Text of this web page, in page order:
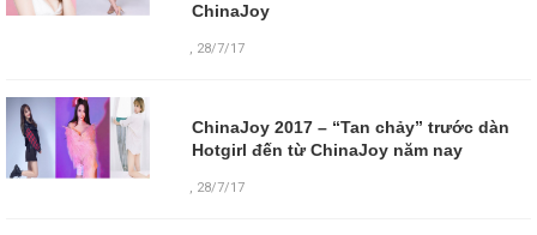
ChinaJoy
, 28/7/17
ChinaJoy 2017 – “Tan chảy” trước dàn
Hotgirl đến từ ChinaJoy năm nay
, 28/7/17